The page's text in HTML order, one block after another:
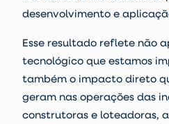
desenvolvimento e
Esse resultado reflete não
tecnológico que estamos
também o impacto direto
geram nas operações das
construtoras e loteadoras,